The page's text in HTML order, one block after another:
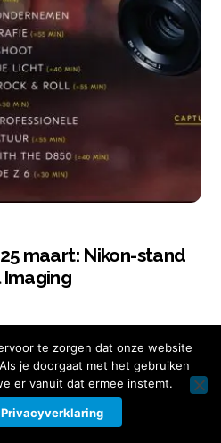
maart: Nikon-stand
|Cookies|Privacy Beleid
InstagramTwitterLinkedIn
te zorgen dat onze website
je doorgaat met het gebruiken
er vanuit dat ermee instemt.
Privacyverklaring